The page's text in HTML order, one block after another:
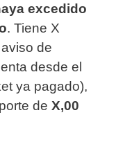
excedido
. Tiene X
de
desde el
ya pagado),
de X,00